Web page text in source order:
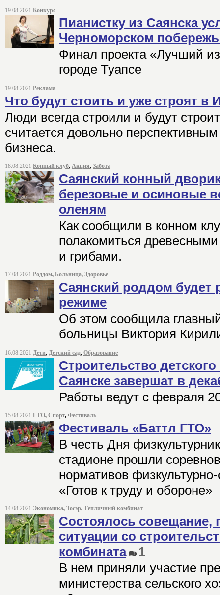
19.08.2021 Конкурс
Пианистку из Саянска
Черноморском
Финал проекта «Лучший
городе Туапсе
19.08.2021 Реклама
Что будут стоить и уже строят в
Люди всегда строили и будут
считается довольно
бизнеса.
18.08.2021 Конный клуб, Акция, Забота
Саянский конный
березовые и осиновые
оленям
Как сообщили в конном
полакомиться
и грибами.
17.08.2021 Роддом, Больница, Здоровье
Саянский роддом будет
режиме
Об этом сообщила
больницы Виктория
16.08.2021 Дети, Детский сад, Образование
Строительство
Саянске завершат в
Работы ведут с февраля
15.08.2021 ГТО, Спорт, Фестиваль
Фестиваль «Баттл ГТО»
В честь Дня
стадионе прошли
нормативов
«Готов к труду и обороне»
14.08.2021 Экономика, Тосэр, Тепличный комбинат
Состоялось совещание,
ситуации со
комбината
1
В нем приняли участие
министерства сельского